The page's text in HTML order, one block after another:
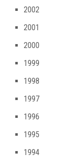
2002
2001
2000
1999
1998
1997
1996
1995
1994